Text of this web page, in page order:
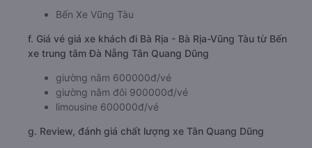
Bến Xe Vũng Tàu
f. Giá vé giá xe khách đi Bà Rịa - Bà Rịa-Vũng Tàu từ Bến
xe trung tâm Đà Nẵng Tân Quang Dũng
giường nằm 600000đ/vé
giường nằm đôi 900000đ/vé
limousine 600000đ/vé
g. Review, đánh giá chất lượng xe Tân Quang Dũng